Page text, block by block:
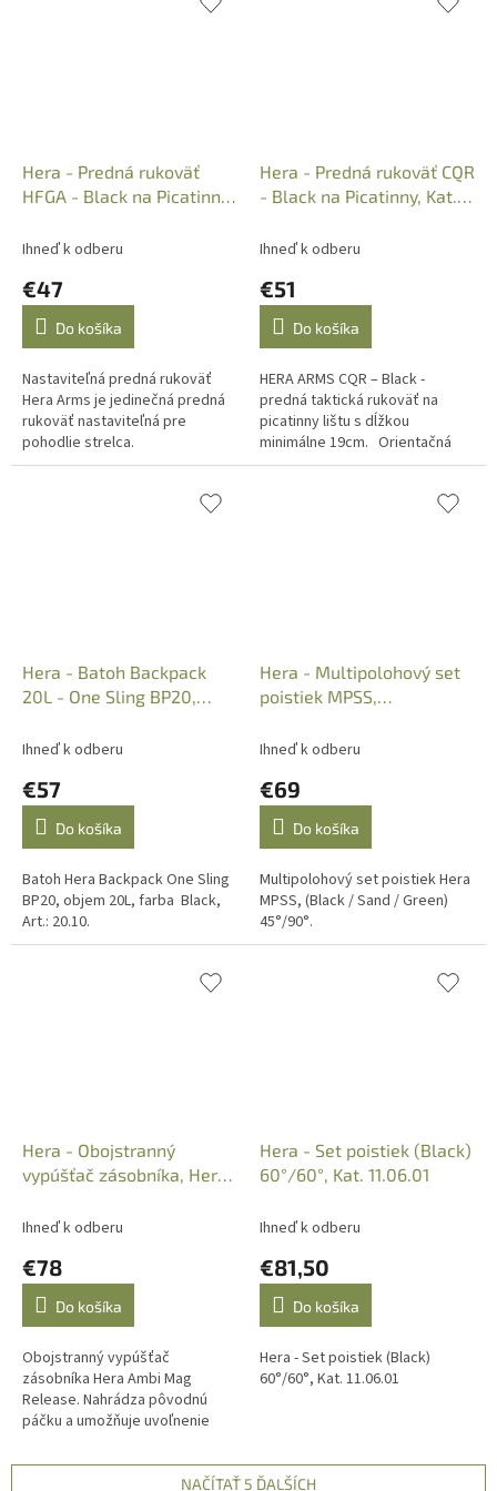
Hera - Predná rukoväť
HFGA - Black na Picatinny
Ihneď k odberu
€47
Do košíka
Nastaviteľná predná rukoväť
Hera Arms je jedinečná predná
rukoväť nastaviteľná pre
pohodlie strelca.
Hera - Predná rukoväť CQR
- Black na Picatinny, Kat.:
Ihneď k odberu
€51
Do košíka
HERA ARMS CQR – Black -
predná taktická rukoväť na
picatinny lištu s dĺžkou
minimálne 19cm. Orientačná
dodacia lehota je cca 1 mesiac
Hera - Batoh Backpack
20L - One Sling BP20,
Ihneď k odberu
€57
Do košíka
Batoh Hera Backpack One Sling
BP20, objem 20L, farba Black,
Art.: 20.10.
Hera - Multipolohový set
poistiek MPSS,
45°/90°
Ihneď k odberu
€69
Do košíka
Multipolohový set poistiek Hera
MPSS, (Black / Sand / Green)
45°/90°.
Hera - Obojstranný
vypúšťač zásobníka, Hera
Ihneď k odberu
€78
Do košíka
Obojstranný vypúšťač
zásobníka Hera Ambi Mag
Release. Nahrádza pôvodnú
páčku a umožňuje uvoľnenie
strane spodnej časti.
Hera - Set poistiek (Black)
60°/60°, Kat. 11.06.01
Ihneď k odberu
€81,50
Do košíka
Hera - Set poistiek (Black)
60°/60°, Kat. 11.06.01
NAČÍTAŤ 5 ĎALŠÍCH